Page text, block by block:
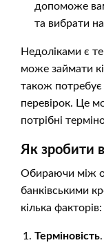
допоможе
та вибрати
Недоліками є
може займати
також потребує
перевірок. Це
потрібні
Як зробити
Обираючи між
банківськими
кілька факторів:
Терміновість